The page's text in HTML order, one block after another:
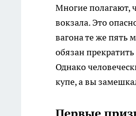
Многие полагают,
вокзала. Это
вагона те же пять
обязан
Однако
купе, а вы